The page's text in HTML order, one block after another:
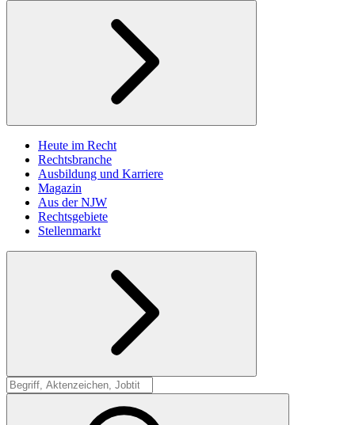
Heute im Recht
Rechtsbranche
Ausbildung und Karriere
Magazin
Aus der NJW
Rechtsgebiete
Stellenmarkt
Suche